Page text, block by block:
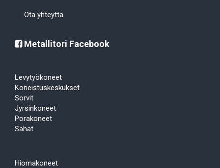
Ota yhteyttä
Metallitori Facebook
Levytyökoneet
Koneistuskeskukset
Sorvit
Jyrsinkoneet
Porakoneet
Sahat
Hiomakoneet